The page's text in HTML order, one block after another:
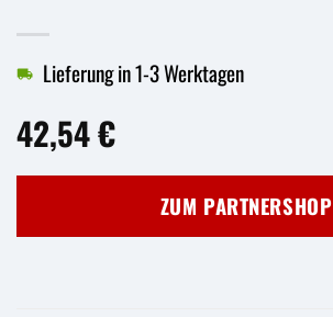
42,54€
Lieferung in 1-3 Werktagen
ZUM PARTNERSHOP